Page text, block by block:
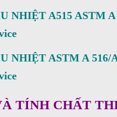
NHIỆT A515 ASTM A
NHIỆT ASTM A 516/
TÍNH CHẤT